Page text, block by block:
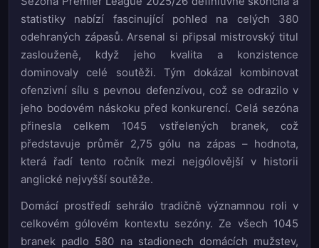
statistiky nabízí fascinující pohled na celých 380
odehraných zápasů. Arsenal si připsal mistrovský titul
zaslouženě, když jeho kvalita a konzistence
dominovaly celé soutěži. Tým dokázal kombinovat
ofenzivní sílu s pevnou defenzívou, což se odrazilo v
jeho bodovém náskoku před konkurencí. Celá sezóna
přinesla celkem 1045 vstřelených branek, což
představuje průměr 2,75 gólu na zápas – hodnota,
která řadí tento ročník mezi nejgólovější v historii
anglické nejvyšší soutěže.
Domácí prostředí sehrálo tradičně významnou roli v
celkovém gólovém kontextu sezóny. Ze všech 1045
branek padlo 580 na stadionech domácích mužstev,